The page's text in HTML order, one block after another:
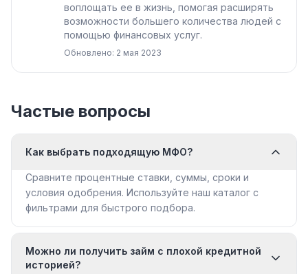
воплощать ее в жизнь, помогая расширять
возможности большего количества людей с
помощью финансовых услуг.
Обновлено: 2 мая 2023
Частые вопросы
Как выбрать подходящую МФО?
Сравните процентные ставки, суммы, сроки и
условия одобрения. Используйте наш каталог с
фильтрами для быстрого подбора.
Можно ли получить займ с плохой кредитной
историей?